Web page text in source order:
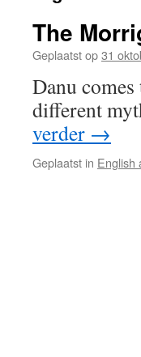
The
Geplaatst op31
Danu
different
verder →
Geplaatst in English